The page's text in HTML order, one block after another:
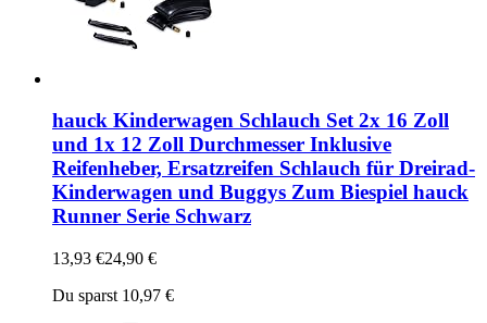
hauck Kinderwagen Schlauch Set 2x 16 Zoll
und 1x 12 Zoll Durchmesser Inklusive
Reifenheber, Ersatzreifen Schlauch für Dreirad-
Kinderwagen und Buggys Zum Biespiel hauck
Runner Serie Schwarz
13,93 €24,90 €
Du sparst 10,97 €